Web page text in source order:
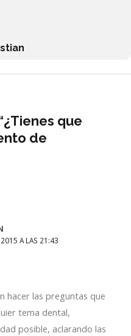
que
de
2015 A LAS 21:43
hacer las preguntas que
tema dental,
posible, aclarando las